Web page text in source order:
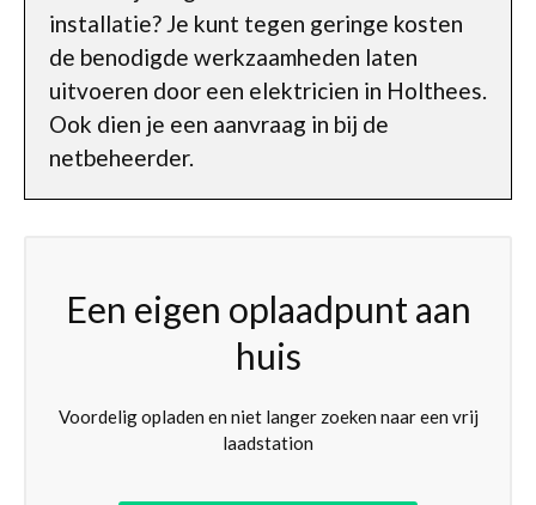
installatie? Je kunt tegen geringe kosten
de benodigde werkzaamheden laten
uitvoeren door een elektricien in Holthees.
Ook dien je een aanvraag in bij de
netbeheerder.
Een eigen oplaadpunt aan
huis
Voordelig opladen en niet langer zoeken naar een vrij
laadstation